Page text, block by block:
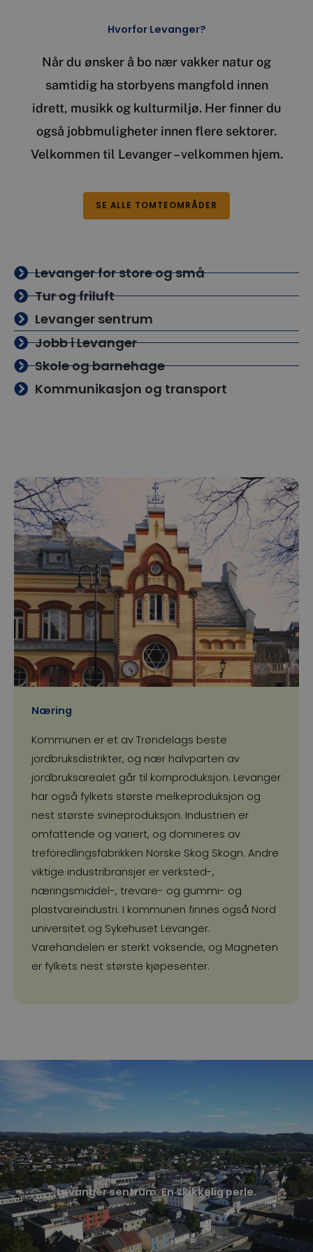
Hvorfor Levanger?
Når du ønsker å bo nær vakker natur og
samtidig ha storbyens mangfold innen
idrett, musikk og kulturmiljø. Her finner du
også jobbmuligheter innen flere sektorer.
Velkommen til Levanger – velkommen hjem.
SE ALLE TOMTEOMRÅDER
Levanger for store og små
Tur og friluft
Levanger sentrum
Jobb i Levanger
Skole og barnehage
Kommunikasjon og transport
Næring
Kommunen er et av Trøndelags beste
jordbruksdistrikter, og nær halvparten av
jordbruks­arealet går til kornproduksjon. Levanger
har også fylkets største melkeproduksjon og
nest største svineproduksjon. Industrien er
omfattende og variert, og domineres av
treforedlingsfabrikken Norske Skog Skogn. Andre
viktige industribransjer er verksted-,
næringsmiddel-, trevare- og gummi- og
plastvareindustri. I kommunen finnes også Nord
universitet og Sykehuset Levanger.
Varehandelen er sterkt voksende, og Magneten
er fylkets nest største kjøpesenter.
Levanger sentrum. En skikkelig perle.